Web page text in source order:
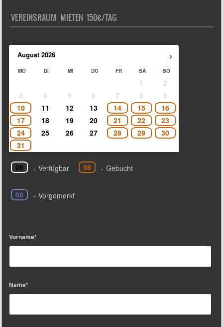
VEREINSRAUM MIETEN 150€/TAG
›
August 2026
MO DI MI DO FR SA SO
1
2
3
4 5 6 7 8
9
10
11 12 13 14 15
16
17
18 19 20 21 22
23
24
25 26 27 28 29
30
31
08 - Verfügbar 08 - Gebucht
08 - Vorgemerkt
Vorname*
Name*